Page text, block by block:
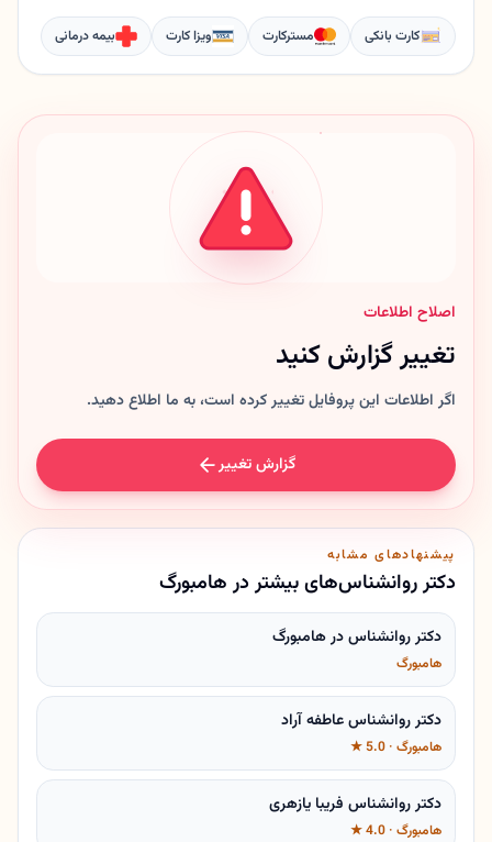
کارت بانکی مسترکارت ویزا کارت بیمه درمانی
اصلاح اطلاعات
تغییر گزارش کنید
اگر اطلاعات این پروفایل تغییر کرده است، به ما اطلاع دهید.
گزارش تغییر
پیشنهادهای مشابه
دکتر روانشناس‌های بیشتر در هامبورگ
دکتر روانشناس در هامبورگ
هامبورگ
دکتر روانشناس عاطفه آراد
هامبورگ · 5.0 ★
دکتر روانشناس فریبا یازهری
هامبورگ · 4.0 ★